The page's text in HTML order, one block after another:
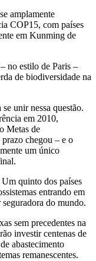
amplamente
COP15, com países
em Kunming de
no estilo de Paris –
de biodiversidade na
unir nessa questão.
em 2010,
Metas de
chegou – e o
um único
Um quinto dos países
entrando em
do mundo.
sem precedentes na
investir centenas de
abastecimento
remanescentes.